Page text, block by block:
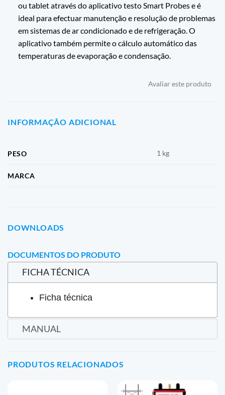
ou tablet através do aplicativo testo Smart Probes e é
ideal para efectuar manutenção e resolução de problemas
em sistemas de ar condicionado e de refrigeração. O
aplicativo também permite o cálculo automático das
temperaturas de evaporação e condensação.
Avaliar este produto
INFORMAÇÃO ADICIONAL
PESO 1 kg
MARCA
DOWNLOADS
DOCUMENTOS DO PRODUTO
FICHA TÉCNICA
Ficha técnica
MANUAL
PRODUTOS RELACIONADOS